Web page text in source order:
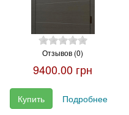
Отзывов (0)
9400.00 грн
Купить Подробнее